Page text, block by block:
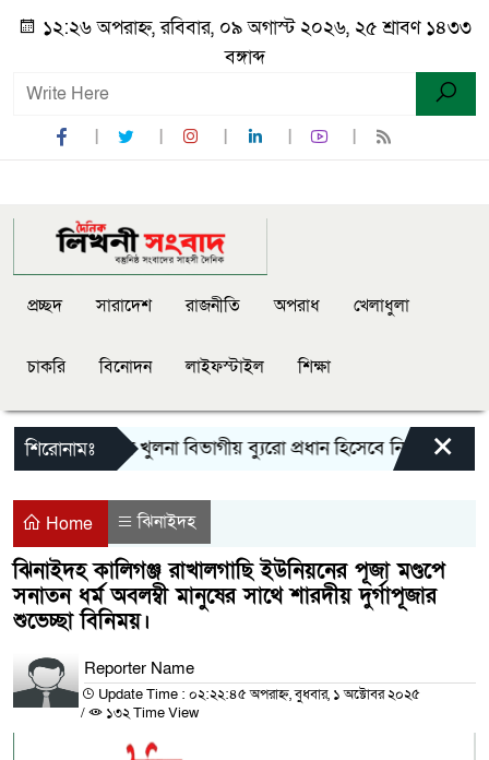
১২:২৬ অপরাহ্ন, রবিবার, ০৯ অগাস্ট ২০২৬, ২৫ শ্রাবণ ১৪৩৩
বঙ্গাব্দ
প্রচ্ছদ সারাদেশ রাজনীতি অপরাধ খেলাধুলা
চাকরি বিনোদন লাইফস্টাইল শিক্ষা
শিরোনামঃ
লিখনী সংবাদে খুলনা বিভাগীয় ব্যুরো প্রধান হিসেবে নিয়োগ পেলেন
×
Home ঝিনাইদহ
ঝিনাইদহ কালিগঞ্জ রাখালগাছি ইউনিয়নের পূজা মণ্ডপে
সনাতন ধর্ম অবলম্বী মানুষের সাথে শারদীয় দুর্গাপূজার
শুভেচ্ছা বিনিময়।
Reporter Name
Update Time : ০২:২২:৪৫ অপরাহ্ন, বুধবার, ১ অক্টোবর ২০২৫
/
১৩২ Time View